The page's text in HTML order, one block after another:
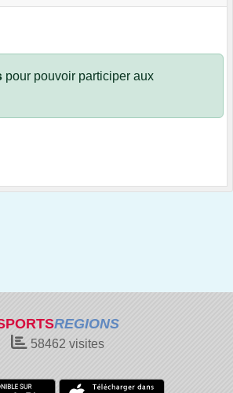
pour pouvoir participer aux
REGIONS
58462 visites